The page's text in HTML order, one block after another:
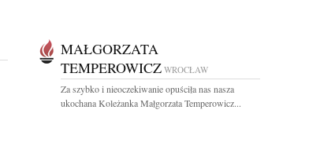
MAŁGORZATA
TEMPEROWICZ WROCŁAW
Za szybko i nieoczekiwanie opuściła nas nasza
ukochana Koleżanka Małgorzata Temperowicz...